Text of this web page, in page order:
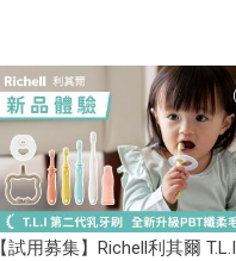
【試用募集】Richell利其爾